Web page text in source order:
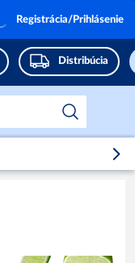
Distribúcia
Registrácia/Prihlásenie